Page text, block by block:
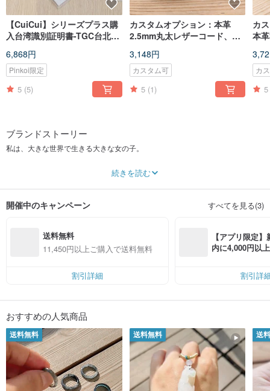
【CuiCui】シリーズプラス購
入台湾識別証明書-TGC台北宝
6,868円
Pinkoi限定
5 (5)
カスタムオプション：本革
2.5mm丸太レザーコード、プ
3,148円
カスタム可
5 (1)
カ
本
カ
5
ブランドストーリー
私は、大きな世界で生きる大きな女の子。
「ネジ」と「帽帽」を合わせた名前は、実は「ナット」を意味しています。
忘れ、本当のことを忘れ……暮らしの中にある、ささやかで美しいものまで忘
ネジ帽帽の創設者は、ここが美しい小さな出来事を生み出す存在になることを
願っています。
続きを読む
開催中のキャンペーン すべてを見る(3)
送料無料
11,450円以上ご購入で送料無料
割引詳細
【アプリ限定
内に4,000円以
割引詳
おすすめの人気商品
送料無料 送料無料 送